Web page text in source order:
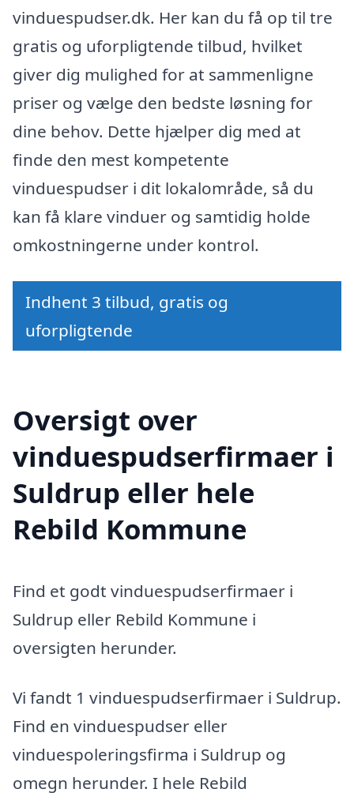
vinduespudser.dk. Her kan du få op til tre
gratis og uforpligtende tilbud, hvilket
giver dig mulighed for at sammenligne
priser og vælge den bedste løsning for
dine behov. Dette hjælper dig med at
finde den mest kompetente
vinduespudser i dit lokalområde, så du
kan få klare vinduer og samtidig holde
omkostningerne under kontrol.
Indhent 3 tilbud, gratis og
uforpligtende
Oversigt over
vinduespudserfirmaer i
Suldrup eller hele
Rebild Kommune
Find et godt vinduespudserfirmaer i
Suldrup eller Rebild Kommune i
oversigten herunder.
Vi fandt 1 vinduespudserfirmaer i Suldrup.
Find en vinduespudser eller
vinduespoleringsfirma i Suldrup og
omegn herunder. I hele Rebild